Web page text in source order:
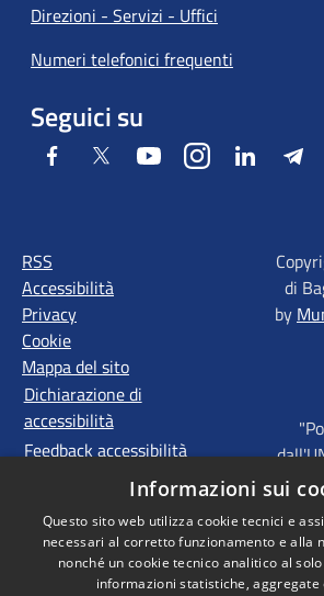
Direzioni - Servizi - Uffici
Numeri telefonici frequenti
Seguici su
Facebook Twitter YoutubeInstagramLinkedIn
RSS
Accessibilità
Privacy
Cookie
Mappa del sito
Dichiarazione di
accessibilità
Feedback accessibilità
di
by
Informazioni sui
Questo sito web utilizza cookie tecnici e
necessari al corretto funzionamento e alla
nonché un cookie tecnico analitico al
informazioni statistiche, aggregate